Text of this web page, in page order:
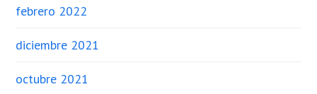
febrero 2022
diciembre 2021
octubre 2021